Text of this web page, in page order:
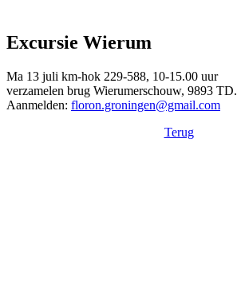
Excursie Wierum
Ma 13 juli km-hok 229-588, 10-15.00 uur
verzamelen brug Wierumerschouw, 9893 TD.
Aanmelden: floron.groningen@gmail.com
Terug